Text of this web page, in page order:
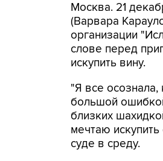
Москва. 21
(Варвара
организации
слове перед
искупить вину.
"Я все осознала,
большой
близких
мечтаю
суде в среду.